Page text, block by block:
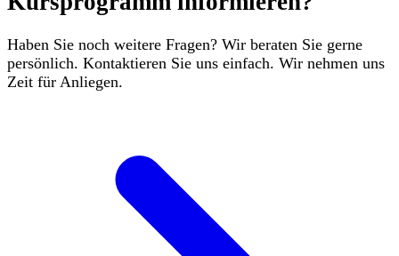
Haben Sie noch weitere Fragen? Wir beraten Sie gerne
persönlich. Kontaktieren Sie uns einfach. Wir nehmen uns
Zeit für Anliegen.